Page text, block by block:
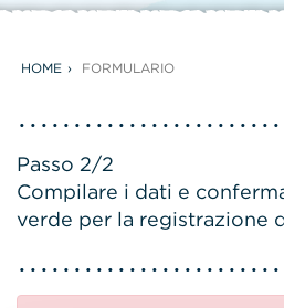
HOME FORMULARIO
Passo 2/2
Compilare i dati e
verde per la registrazione